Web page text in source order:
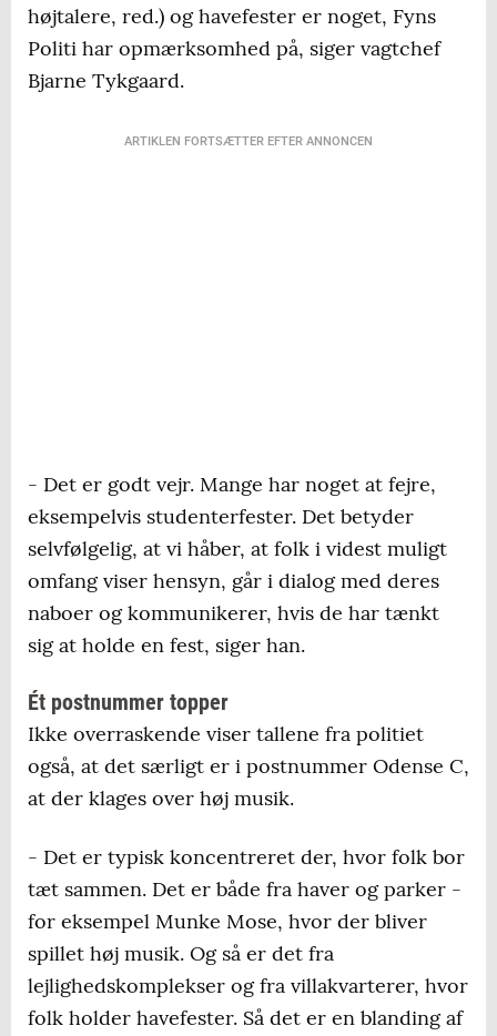
højtalere, red.) og havefester er noget, Fyns
Politi har opmærksomhed på, siger vagtchef
Bjarne Tykgaard.
ARTIKLEN FORTSÆTTER EFTER ANNONCEN
- Det er godt vejr. Mange har noget at fejre,
eksempelvis studenterfester. Det betyder
selvfølgelig, at vi håber, at folk i videst muligt
omfang viser hensyn, går i dialog med deres
naboer og kommunikerer, hvis de har tænkt
sig at holde en fest, siger han.
Ét postnummer topper
Ikke overraskende viser tallene fra politiet
også, at det særligt er i postnummer Odense C,
at der klages over høj musik.
- Det er typisk koncentreret der, hvor folk bor
tæt sammen. Det er både fra haver og parker -
for eksempel Munke Mose, hvor der bliver
spillet høj musik. Og så er det fra
lejlighedskomplekser og fra villakvarterer, hvor
folk holder havefester. Så det er en blanding af